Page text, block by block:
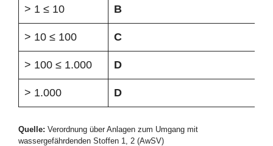
> 1 ≤ 10 B
> 10 ≤ 100 C
> 100 ≤ 1.000 D
> 1.000 D
Quelle: Verordnung über Anlagen zum Umgang mit
wassergefährdenden Stoffen 1, 2 (AwSV)